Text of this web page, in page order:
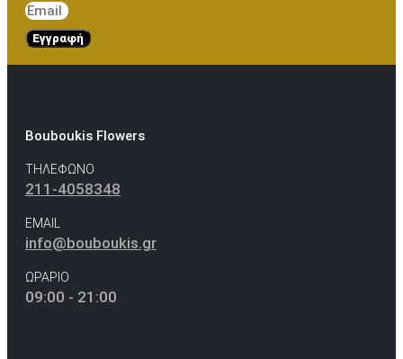
Εγγραφή
Bouboukis Flowers
ΤΗΛΕΦΩΝΟ
211-4058348
EMAIL
info@bouboukis.gr
ΩΡΑΡΙΟ
09:00 - 21:00